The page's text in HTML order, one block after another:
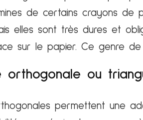
de certains crayons
elles sont très dures et
sur le papier. Ce genre
orthogonale ou
permettent une